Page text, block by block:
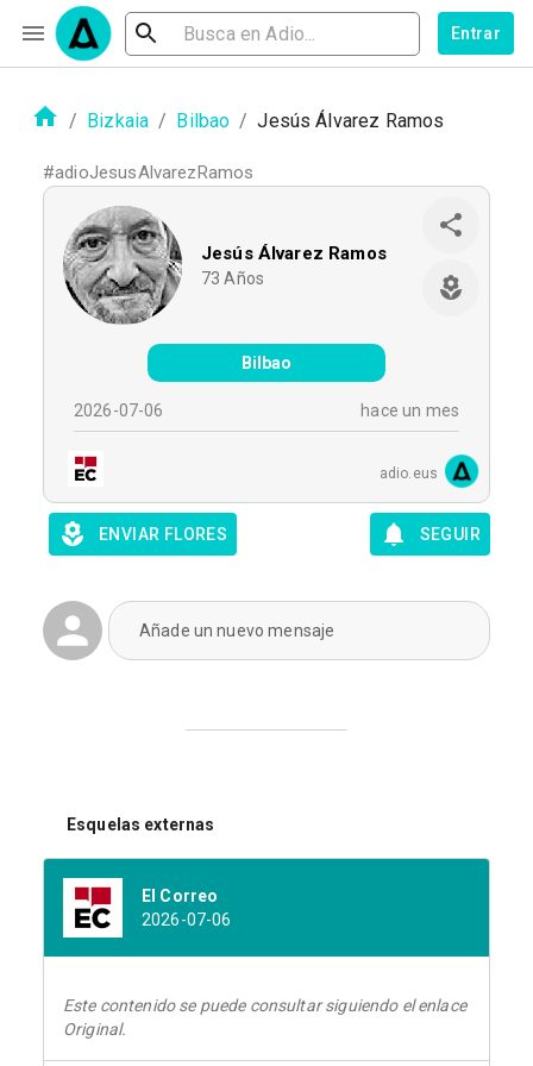
Entrar
/ Bizkaia / Bilbao / Jesús Álvarez Ramos
#adioJesusAlvarezRamos
Jesús Álvarez Ramos
73 Años
Bilbao
2026-07-06 hace un mes
adio.eus
ENVIAR FLORES SEGUIR
Añade un nuevo mensaje
Esquelas externas
El Correo
2026-07-06
Este contenido se puede consultar siguiendo el enlace
Original.